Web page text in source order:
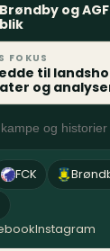
Brøndby og
FOKUS
til
og
FCK
Instagram